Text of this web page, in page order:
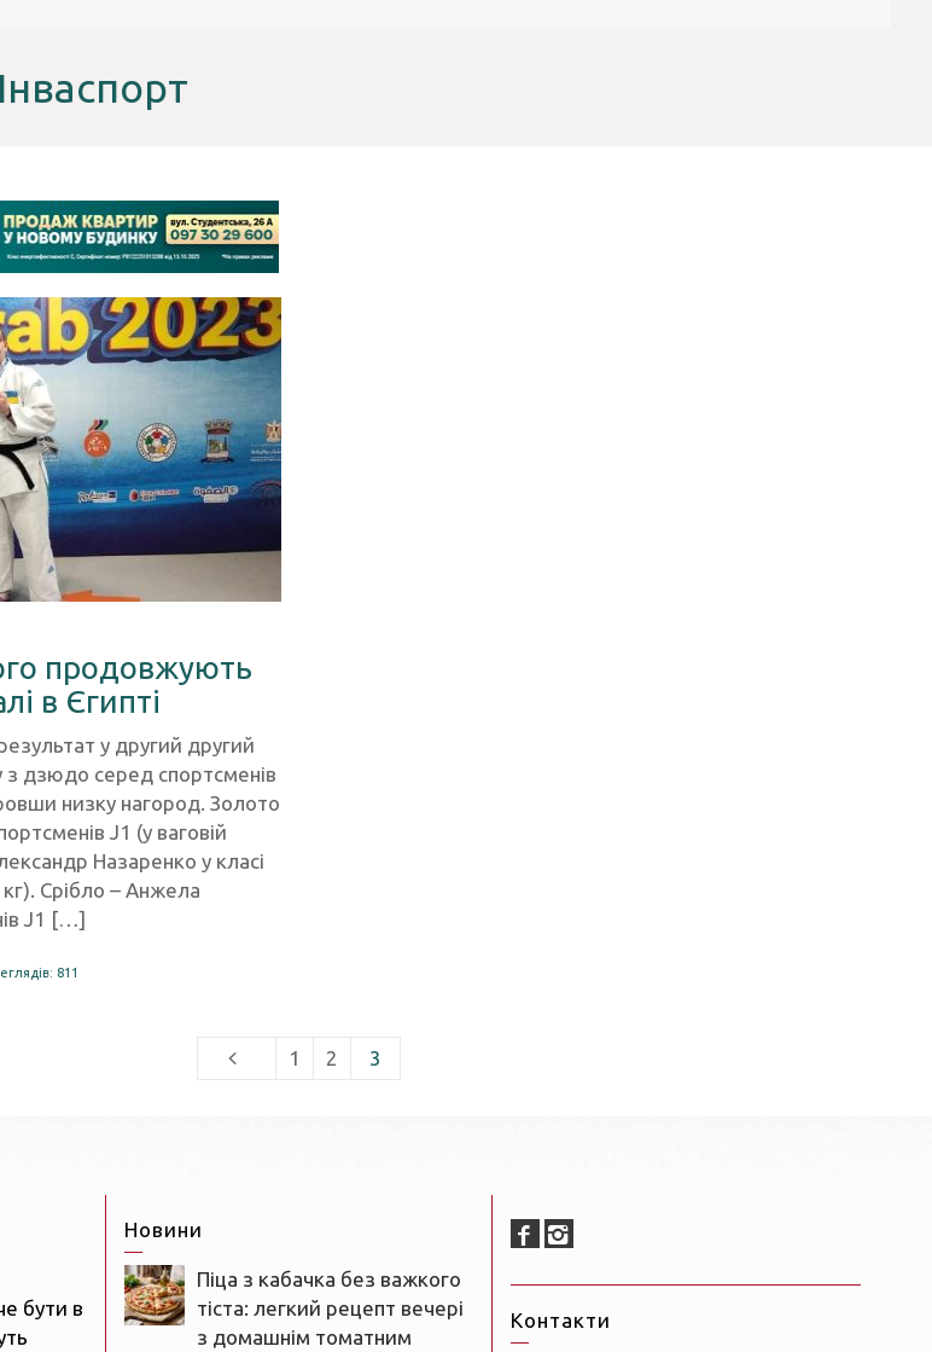
продовжують
в Єгипті
у другий другий
з дзюдо серед спортсменів
низку нагород. Золото
J1 (у ваговій
Назаренко у класі
Срібло – Анжела
J1 […]
811
1 2 3
бути в
Новини
Піца з кабачка без важкого
тіста: легкий рецепт вечері
з домашнім томатним
Контакти